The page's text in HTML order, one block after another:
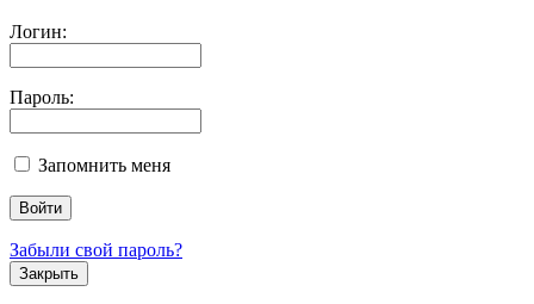
Логин:
Пароль:
Запомнить меня
Забыли свой пароль?
Закрыть